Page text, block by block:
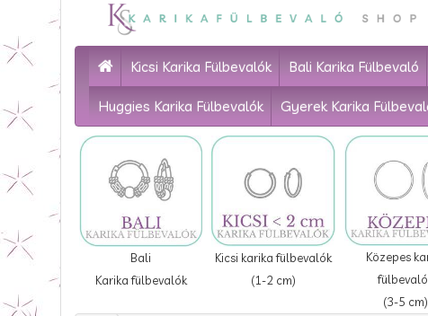
Kicsi Karika Fülbevalók Bali Karika Fülbevaló
Huggies Karika Fülbevalók Gyerek Karika
Bali
Karika fülbevalók
Kicsi karika fülbevalók
(1-2 cm)
Közepes
(3-5 cm)